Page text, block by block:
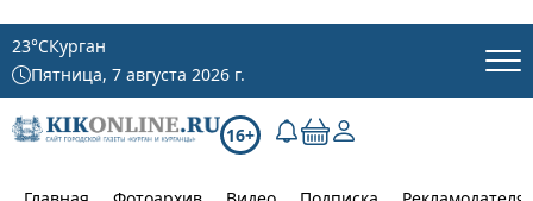
23°CКурган
Пятница, 7 августа 2026 г.
16+